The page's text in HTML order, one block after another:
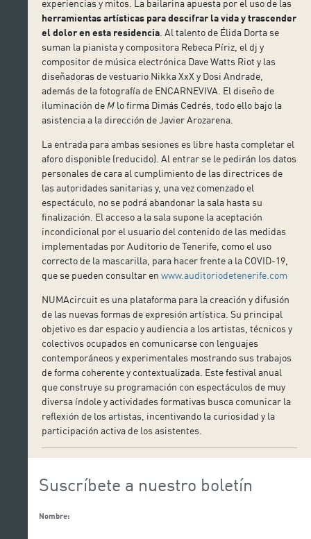
experiencias y mitos. La bailarina apuesta por el uso de las
herramientas artísticas para descifrar la vida y trascender
el dolor en esta residencia . Al talento de Élida Dorta se
suman la pianista y compositora Rebeca Píriz, el dj y
compositor de música electrónica Dave Watts Riot y las
diseñadoras de vestuario Nikka XxX y Dosi Andrade,
además de la fotografía de ENCARNEVIVA. El diseño de
iluminación de M lo firma Dimás Cedrés, todo ello bajo la
asistencia a la dirección de Javier Arozarena.
La entrada para ambas sesiones es libre hasta completar el
aforo disponible (reducido). Al entrar se le pedirán los datos
personales de cara al cumplimiento de las directrices de
las autoridades sanitarias y, una vez comenzado el
espectáculo, no se podrá abandonar la sala hasta su
finalización. El acceso a la sala supone la aceptación
incondicional por el usuario del contenido de las medidas
implementadas por Auditorio de Tenerife, como el uso
correcto de la mascarilla, para hacer frente a la COVID-19,
que se pueden consultar enwww.auditoriodetenerife.com
NUMAcircuit es una plataforma para la creación y difusión
de las nuevas formas de expresión artística. Su principal
objetivo es dar espacio y audiencia a los artistas, técnicos y
colectivos ocupados en comunicarse con lenguajes
contemporáneos y experimentales mostrando sus trabajos
de forma coherente y contextualizada. Este festival anual
que construye su programación con espectáculos de muy
diversa índole y actividades formativas busca comunicar la
reflexión de los artistas, incentivando la curiosidad y la
participación activa de los asistentes.
Suscríbete a nuestro boletín
Nombre: